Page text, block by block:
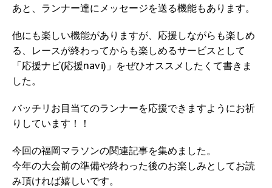
あと、ランナー達にメッセージを送る機能もあります。
他にも楽しい機能がありますが、応援しながらも楽しめ
る、レースが終わってからも楽しめるサービスとして
「応援ナビ(応援navi)」をぜひオススメしたくて書きま
した。
バッチリお目当てのランナーを応援できますようにお祈
りしています！！
今回の福岡マラソンの関連記事を集めました。
今年の大会前の準備や終わった後のお楽しみとしてお読
み頂ければ嬉しいです。